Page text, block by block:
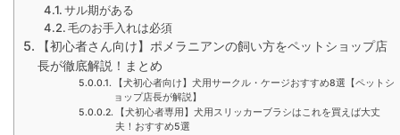
サル期がある
毛のお手入れは必須
【初心者さん向け】ポメラニアンの飼い方をペットショップ店
長が徹底解説！まとめ
【犬初心者向け】犬用サークル・ケージおすすめ8選【ペットシ
ョップ店長が解説】
【犬初心者専用】犬用スリッカーブラシはこれを買えば大丈
夫！おすすめ5選